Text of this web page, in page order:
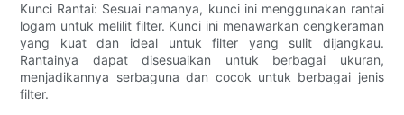
Kunci Rantai: Sesuai namanya, kunci ini menggunakan rantai
logam untuk melilit filter. Kunci ini menawarkan cengkeraman
yang kuat dan ideal untuk filter yang sulit dijangkau.
Rantainya dapat disesuaikan untuk berbagai ukuran,
menjadikannya serbaguna dan cocok untuk berbagai jenis
filter.